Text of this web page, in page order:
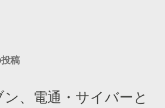
稿
、電通・サイバーと